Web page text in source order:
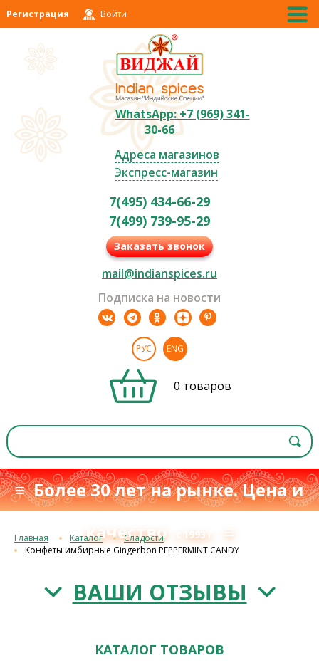
Регистрация Войти
WhatsApp: +7 (969) 341-
30-66
Адреса магазинов
Экспресс-магазин
7(495) 434-66-29
7(499) 739-95-29
Заказать звонок
mail@indianspices.ru
Подписка на новости
РУС ENG
0 товаров
≡ Более 30 лет на рынке. Цена и
качество
с 1993 г. ≡
Главная Каталог
Сладости
Конфеты имбирные Gingerbon PEPPERMINT CANDY
ВАШИ ОТЗЫВЫ
КАТАЛОГ ТОВАРОВ